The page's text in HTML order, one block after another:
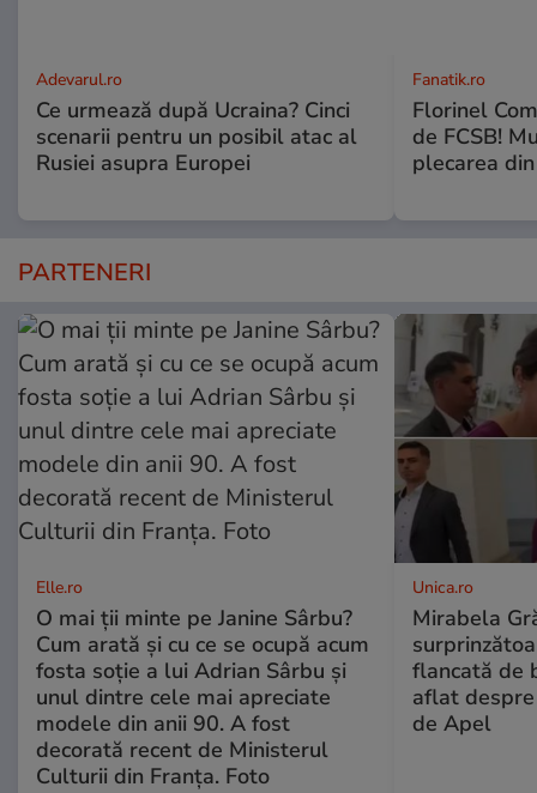
Adevarul.ro
Ce urmează după Ucraina? Cinci
scenarii pentru un posibil atac al
Rusiei asupra Europei
Fanatik.ro
Florinel
de FCSB!
plecarea
PARTENERI
Elle.ro
O mai ții minte pe Janine Sârbu?
Cum arată și cu ce se ocupă acum
fosta soție a lui Adrian Sârbu și
unul dintre cele mai apreciate
modele din anii 90. A fost
decorată recent de Ministerul
Culturii din Franța. Foto
Unica.ro
Mirabela
flancată de
aflat
de Apel